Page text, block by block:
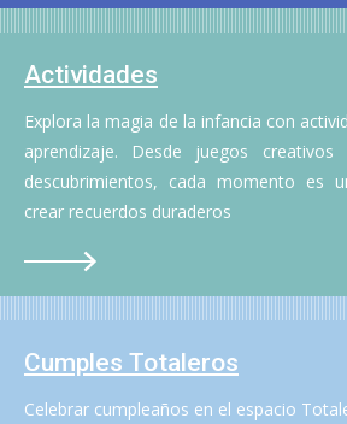
Actividades
Explora la magia de la infancia con
aprendizaje. Desde juegos creativos
descubrimientos, cada momento es
crear recuerdos duraderos
Cumples Totaleros
Celebrar cumpleaños en el espacio